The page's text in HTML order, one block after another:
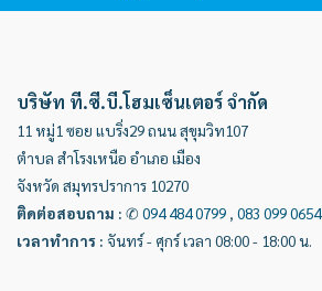
บริษัท ที.ซี.บี.โฮมเซ็นเตอร์ จำกัด
11 หมู่1 ซอย แบริ่ง29 ถนน สุขุมวิท107
ตำบล สำโรงเหนือ อำเภอ เมือง
จังหวัด สมุทรปราการ 10270
ติดต่อสอบถาม : ✆ 094 484 0799 , 083 099 0654
เวลาทำการ : จันทร์ - ศุกร์ เวลา 08:00 - 18:00 น.